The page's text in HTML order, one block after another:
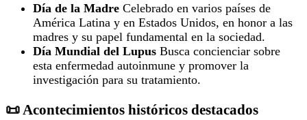
Día de la Madre Celebrado en varios países de
América Latina y en Estados Unidos, en honor a las
madres y su papel fundamental en la sociedad.
Día Mundial del Lupus Busca concienciar sobre
esta enfermedad autoinmune y promover la
investigación para su tratamiento.
📜 Acontecimientos históricos destacados